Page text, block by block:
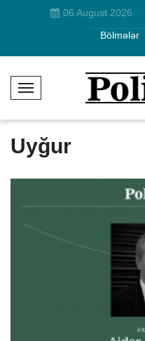
06 August 2026
Bölmələr
T
g
l
Uyğur